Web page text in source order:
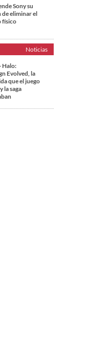
Sony su
de eliminar el
físico
Noticias
Halo:
Evolved, la
que el juego
la saga